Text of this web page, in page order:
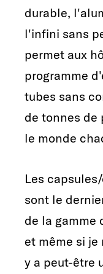
durable,
l'infini sans
permet aux
programme
tubes sans
de tonnes de
le monde
Les
sont le
de la gamme
et même si je
y a peut-être